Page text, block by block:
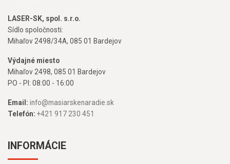
LASER-SK, spol. s.r.o.
Sídlo spoločnosti:
Mihaľov 2498/34A, 085 01 Bardejov
Výdajné miesto
Mihaľov 2498, 085 01 Bardejov
PO - PI: 08:00 - 16:00
Email: info@masiarskenaradie.sk
Telefón: +421 917 230 451
INFORMÁCIE